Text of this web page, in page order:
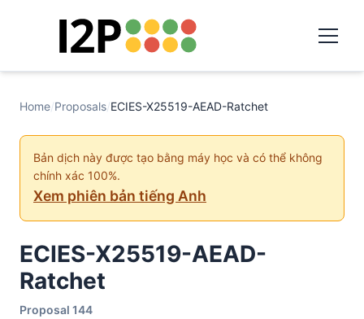
Home/Proposals/ECIES-X25519-AEAD-Ratchet
Bản dịch này được tạo bằng máy học và có thể không
chính xác 100%.
Xem phiên bản tiếng Anh
ECIES-X25519-AEAD-
Ratchet
Proposal 144